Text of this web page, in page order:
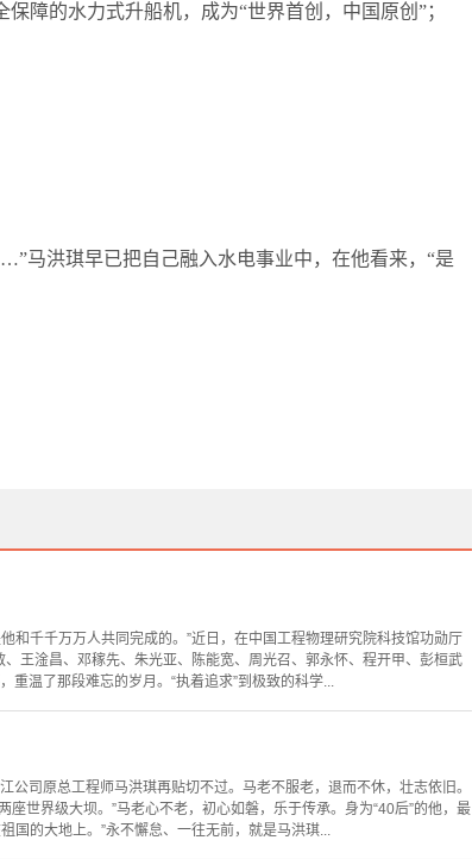
障的水力式升船机，成为“世界首创，中国原创”；
马洪琪早已把自己融入水电事业中，在他看来，“是
和千千万万人共同完成的。”近日，在中国工程物理研究院科技馆功勋厅
王淦昌、邓稼先、朱光亚、陈能宽、周光召、郭永怀、程开甲、彭桓武
重温了那段难忘的岁月。“执着追求”到极致的科学...
司原总工程师马洪琪再贴切不过。马老不服老，退而不休，壮志依旧。
世界级大坝。”马老心不老，初心如磐，乐于传承。身为“40后”的他，最
国的大地上。”永不懈怠、一往无前，就是马洪琪...